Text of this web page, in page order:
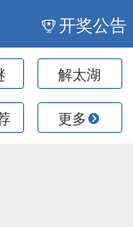
开奖公告
解太湖
更多